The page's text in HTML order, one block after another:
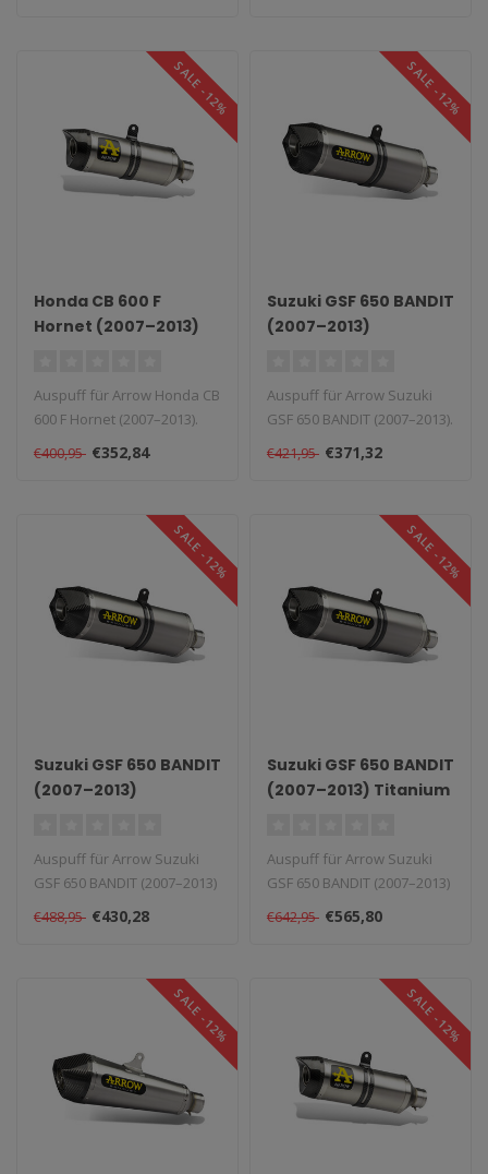
SALE -12%
Honda CB 600 F
Hornet (2007–2013)
Auspuff für Arrow Honda CB
600 F Hornet (2007–2013).
Lieferzeit: 1–4 Wochen..
€400,95 €352,84
SALE -12%
Suzuki GSF 650 BANDIT
(2007–2013)
Auspuff für Arrow Suzuki
GSF 650 BANDIT (2007–2013).
Lieferzeit: 1–4 Wochen..
€421,95 €371,32
SALE -12%
Suzuki GSF 650 BANDIT
(2007–2013)
Auspuff für Arrow Suzuki
GSF 650 BANDIT (2007–2013)
Aluminium Race-Tech Slip-..
€488,95 €430,28
SALE -12%
Suzuki GSF 650 BANDIT
(2007–2013) Titanium
Auspuff für Arrow Suzuki
GSF 650 BANDIT (2007–2013)
Titanium Works Slip-On. T..
€642,95 €565,80
SALE -12% SALE -12%